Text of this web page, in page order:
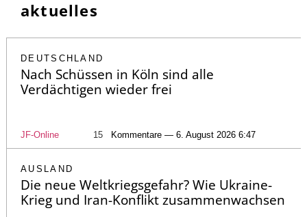
aktuelles
DEUTSCHLAND
Nach Schüssen in Köln sind alle
Verdächtigen wieder frei
JF-Online 15 Kommentare — 6. August 2026 6:47
AUSLAND
Die neue Weltkriegsgefahr? Wie Ukraine-
Krieg und Iran-Konflikt zusammenwachsen